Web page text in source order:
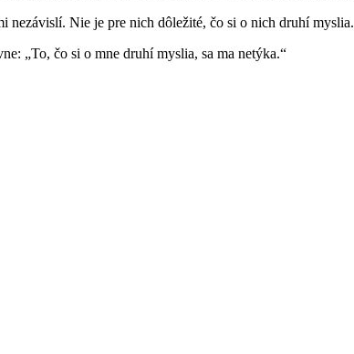
nezávislí. Nie je pre nich dôležité, čo si o nich druhí myslia.
„To, čo si o mne druhí myslia, sa ma netýka.“